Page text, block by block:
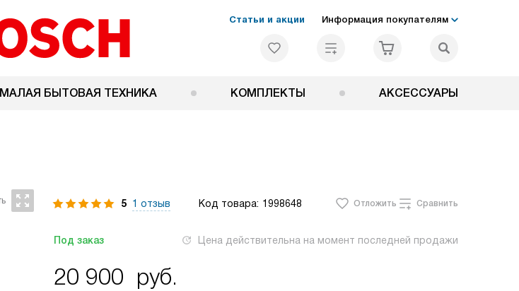
Статьи и акции Информация покупателям
МАЛАЯ БЫТОВАЯ ТЕХНИКА КОМПЛЕКТЫ АКСЕССУАРЫ
5 1 отзыв Код товара: 1998648 Отложить Сравнить
Под заказ Цена действительна на момент последней продажи
20 900 руб.